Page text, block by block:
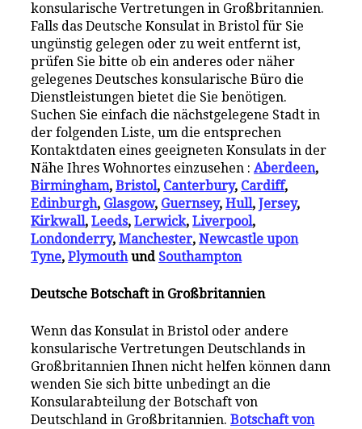
konsularische Vertretungen in Großbritannien.
Falls das Deutsche Konsulat in Bristol für Sie
ungünstig gelegen oder zu weit entfernt ist,
prüfen Sie bitte ob ein anderes oder näher
gelegenes Deutsches konsularische Büro die
Dienstleistungen bietet die Sie benötigen.
Suchen Sie einfach die nächstgelegene Stadt in
der folgenden Liste, um die entsprechen
Kontaktdaten eines geeigneten Konsulats in der
Nähe Ihres Wohnortes einzusehen :Aberdeen,
Birmingham,Bristol, Canterbury, Cardiff,
Edinburgh, Glasgow, Guernsey,Hull,Jersey,
Kirkwall,Leeds,Lerwick,Liverpool,
Londonderry,Manchester,Newcastle upon
Tyne,Plymouthund Southampton
Deutsche Botschaft in Großbritannien
Wenn das Konsulat in Bristol oder andere
konsularische Vertretungen Deutschlands in
Großbritannien Ihnen nicht helfen können dann
wenden Sie sich bitte unbedingt an die
Konsularabteilung der Botschaft von
Deutschland in Großbritannien.Botschaft von